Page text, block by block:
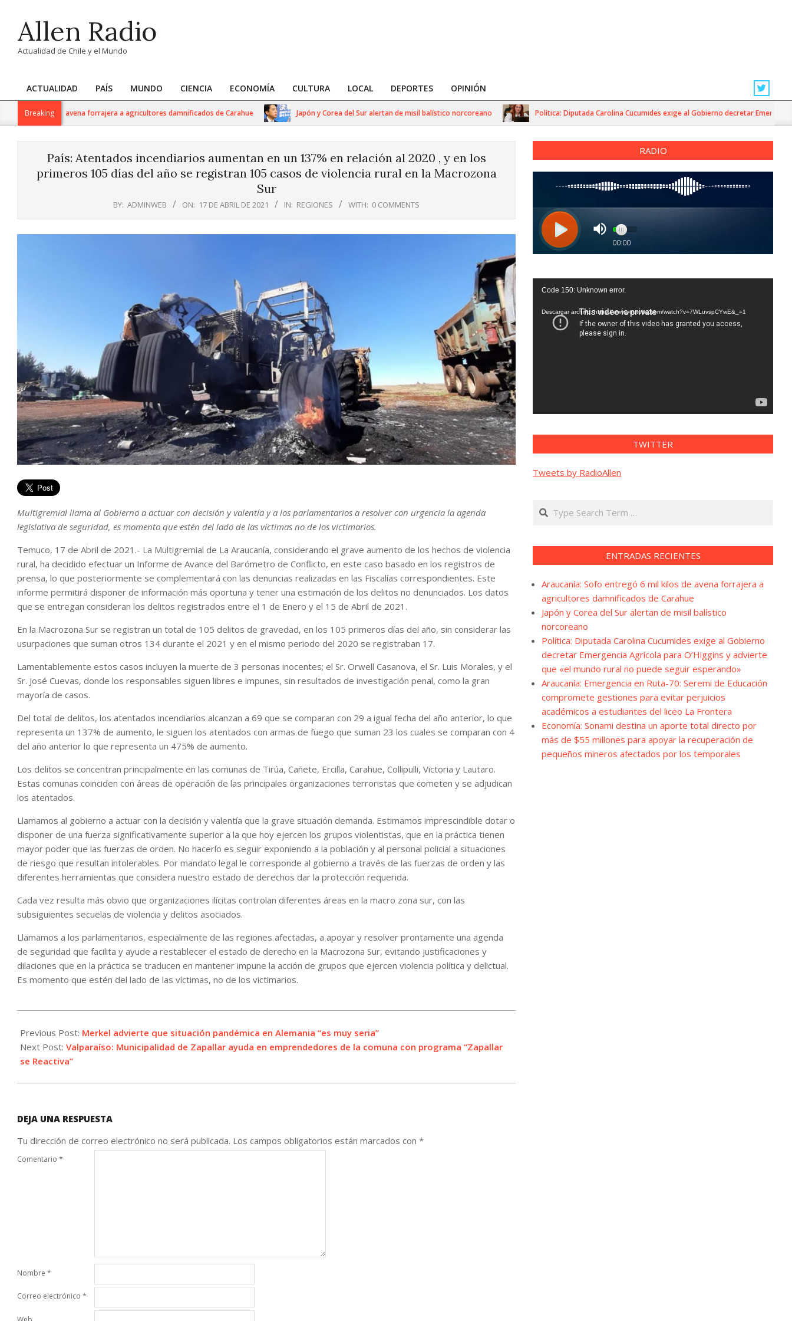
contentAllen Radio
Actualidad de Chile y el Mundo
Primary
Navigation
ACTUALIDAD PAÍS MUNDO CIENCIA ECONOMÍA CULTURA LOCAL DEPORTES OPINIÓN
Breaking
mil kilos de avena forrajera a agricultores damnificados de Carahue Japón y Corea del Sur alertan de misil balístico norcoreano Política: Diputada Carolina Cucumides exige al Gobierno decretar Emergencia
País: Atentados incendiarios aumentan en un 137% en relación al 2020 , y en los
primeros 105 días del año se registran 105 casos de violencia rural en la Macrozona
Sur
BY: ADMINWEB ON: 17 DE ABRIL DE 2021 IN: REGIONES WITH: 0 COMMENTS
Multigremial llama al Gobierno a actuar con decisión y valentía y a los parlamentarios a resolver con urgencia la agenda
legislativa de seguridad, es momento que estén del lado de las víctimas no de los victimarios.
Temuco, 17 de Abril de 2021.- La Multigremial de La Araucanía, considerando el grave aumento de los hechos de violencia
rural, ha decidido efectuar un Informe de Avance del Barómetro de Conflicto, en este caso basado en los registros de
prensa, lo que posteriormente se complementará con las denuncias realizadas en las Fiscalías correspondientes. Este
informe permitirá disponer de información más oportuna y tener una estimación de los delitos no denunciados. Los datos
que se entregan consideran los delitos registrados entre el 1 de Enero y el 15 de Abril de 2021.
En la Macrozona Sur se registran un total de 105 delitos de gravedad, en los 105 primeros días del año, sin considerar las
usurpaciones que suman otros 134 durante el 2021 y en el mismo periodo del 2020 se registraban 17.
Lamentablemente estos casos incluyen la muerte de 3 personas inocentes; el Sr. Orwell Casanova, el Sr. Luis Morales, y el
Sr. José Cuevas, donde los responsables siguen libres e impunes, sin resultados de investigación penal, como la gran
mayoría de casos.
Del total de delitos, los atentados incendiarios alcanzan a 69 que se comparan con 29 a igual fecha del año anterior, lo que
representa un 137% de aumento, le siguen los atentados con armas de fuego que suman 23 los cuales se comparan con 4
del año anterior lo que representa un 475% de aumento.
Los delitos se concentran principalmente en las comunas de Tirúa, Cañete, Ercilla, Carahue, Collipulli, Victoria y Lautaro.
Estas comunas coinciden con áreas de operación de las principales organizaciones terroristas que cometen y se adjudican
los atentados.
Llamamos al gobierno a actuar con la decisión y valentía que la grave situación demanda. Estimamos imprescindible dotar o
disponer de una fuerza significativamente superior a la que hoy ejercen los grupos violentistas, que en la práctica tienen
mayor poder que las fuerzas de orden. No hacerlo es seguir exponiendo a la población y al personal policial a situaciones
de riesgo que resultan intolerables. Por mandato legal le corresponde al gobierno a través de las fuerzas de orden y las
diferentes herramientas que considera nuestro estado de derechos dar la protección requerida.
Cada vez resulta más obvio que organizaciones ilícitas controlan diferentes áreas en la macro zona sur, con las
subsiguientes secuelas de violencia y delitos asociados.
Llamamos a los parlamentarios, especialmente de las regiones afectadas, a apoyar y resolver prontamente una agenda
de seguridad que facilita y ayude a restablecer el estado de derecho en la Macrozona Sur, evitando justificaciones y
dilaciones que en la práctica se traducen en mantener impune la acción de grupos que ejercen violencia política y delictual.
Es momento que estén del lado de las víctimas, no de los victimarios.
04-
17
Previous Post: Merkel advierte que situación pandémica en Alemania “es muy seria”
Next Post: Valparaíso: Municipalidad de Zapallar ayuda en emprendedores de la comuna con programa “Zapallar
se Reactiva”
DEJA UNA RESPUESTA
Tu dirección de correo electrónico no será publicada. Los campos obligatorios están marcados con *
Comentario *
Nombre *
Correo electrónico *
RADIO
Reproductor
vídeo
Code 150: Unknown error.
Descargar archivo: https://www.youtube.com/watch?v=7WLuvspCYwE&_=1
TWITTER
Tweets by RadioAllen
Search
ENTRADAS RECIENTES
Araucanía: Sofo entregó 6 mil kilos de avena forrajera a
agricultores damnificados de Carahue
Japón y Corea del Sur alertan de misil balístico
norcoreano
Política: Diputada Carolina Cucumides exige al Gobierno
decretar Emergencia Agrícola para O’Higgins y advierte
que «el mundo rural no puede seguir esperando»
Araucanía: Emergencia en Ruta-70: Seremi de Educación
compromete gestiones para evitar perjuicios
académicos a estudiantes del liceo La Frontera
Economía: Sonami destina un aporte total directo por
más de $55 millones para apoyar la recuperación de
pequeños mineros afectados por los temporales